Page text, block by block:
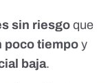
sin riesgo que
poco tiempo y
baja.